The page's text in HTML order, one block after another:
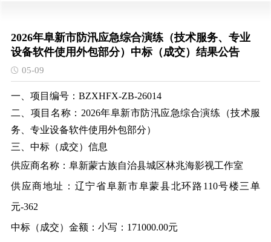
2026年阜新市防汛应急综合演练（技术服务、专业
设备软件使用外包部分）中标（成交）结果公告
05-09
一、 项目编号： BZXHFX-ZB-26014
二、项目名称： 2026年阜新市防汛应急综合演练（技术服
务、专业设备软件使用外包部分）
三、中标（成交）信息
供应商名称：阜新蒙古族自治县城区林兆海影视工作室
供应商地址：辽宁省阜新市阜蒙县北环路110号楼三单
元-362
中标（成交）金额：小写： 171000.00元